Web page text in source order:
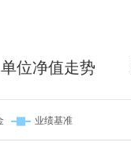
单位净值走势